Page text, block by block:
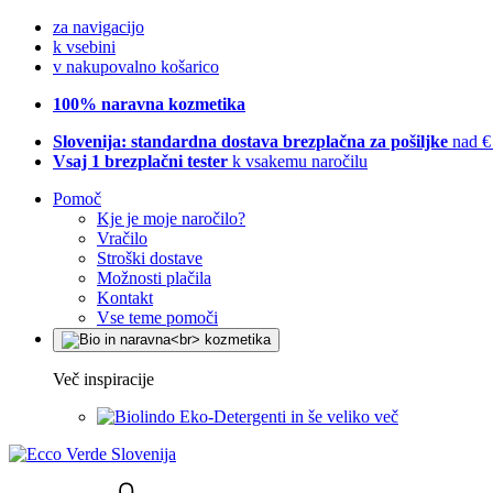
za navigacijo
k vsebini
v nakupovalno košarico
100% naravna kozmetika
Slovenija: standardna dostava brezplačna za pošiljke nad
Vsaj 1 brezplačni tester k vsakemu naročilu
Pomoč
Kje je moje naročilo?
Vračilo
Stroški dostave
Možnosti plačila
Kontakt
Vse teme pomoči
Več inspiracije
Eko-Detergenti in še veliko več